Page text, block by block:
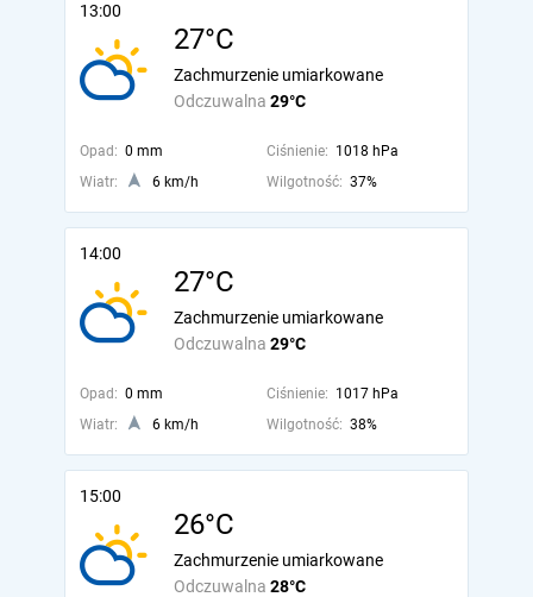
13:00
27°C
Odczuwalna 29°C
Zachmurzenie umiarkowane
Opad: 0 mm Ciśnienie: 1018 hPa
Wiatr:
6 km/h Wilgotność: 37%
14:00
27°C
Odczuwalna 29°C
Zachmurzenie umiarkowane
Opad: 0 mm Ciśnienie: 1017 hPa
Wiatr:
6 km/h Wilgotność: 38%
15:00
26°C
Odczuwalna 28°C
Zachmurzenie umiarkowane